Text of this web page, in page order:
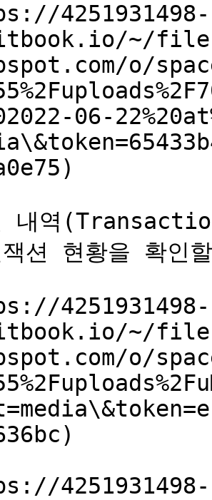
4251931498-
~/
o/
06-
내역
션 현황을 확인
4251931498-
~/
o/
4251931498-